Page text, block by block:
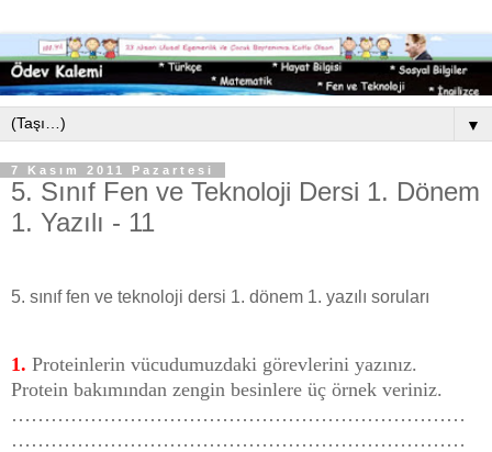
▼
7 Kasım 2011 Pazartesi
5. Sınıf Fen ve Teknoloji Dersi 1. Dönem
1. Yazılı - 11
5. sınıf fen ve teknoloji dersi 1. dönem 1. yazılı soruları
1. Proteinlerin vücudumuzdaki görevlerini yazınız.
Protein bakımından zengin besinlere üç örnek veriniz.
……………………………………………………………
……………………………………………………………